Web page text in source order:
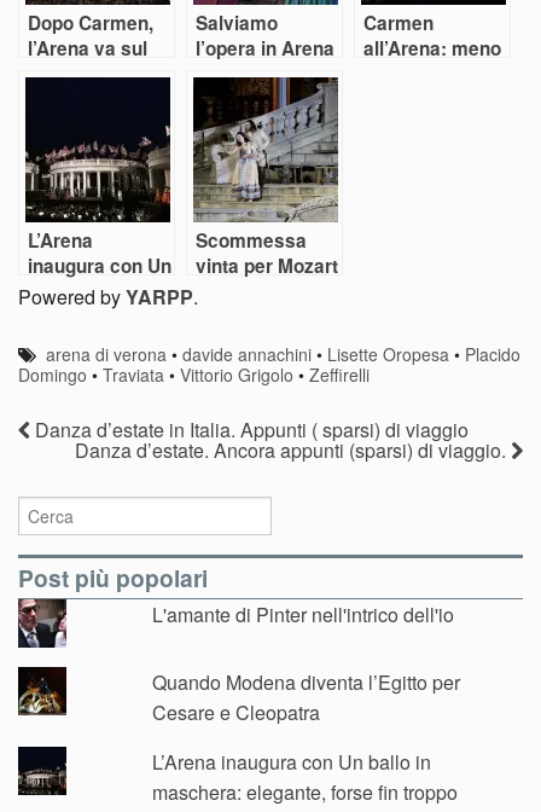
Dopo Carmen,
l’Arena va sul
classico con
Salviamo
l’opera in Arena
e ridiamola al
mondo
Carmen
all’Arena: meno
L’Arena
inaugura con Un
ballo in
maschera:
elegante, forse
fin troppo
Scommessa
vinta per Mozart
Powered byYARPP.
arena di verona •davide annachini • Lisette Oropesa • Placido
Domingo • Traviata • Vittorio Grigolo • Zeffirelli
Danza d’estate in Italia. Appunti ( sparsi) di viaggio
Danza d’estate. Ancora appunti (sparsi) di viaggio.
Post più popolari
L'amante di Pinter nell'intrico dell'io
Quando Modena diventa l’Egitto per
Cesare e Cleopatra
L’Arena inaugura con Un ballo in
maschera: elegante, forse fin troppo